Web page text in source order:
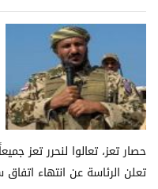
حصار تعز، تعالوا لنحرر تعز
تعلن الرئاسة عن انتهاء